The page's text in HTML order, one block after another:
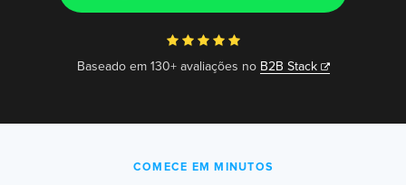
PT
Baseado em 130+ avaliações no B2B Stack
COMECE EM MINUTOS